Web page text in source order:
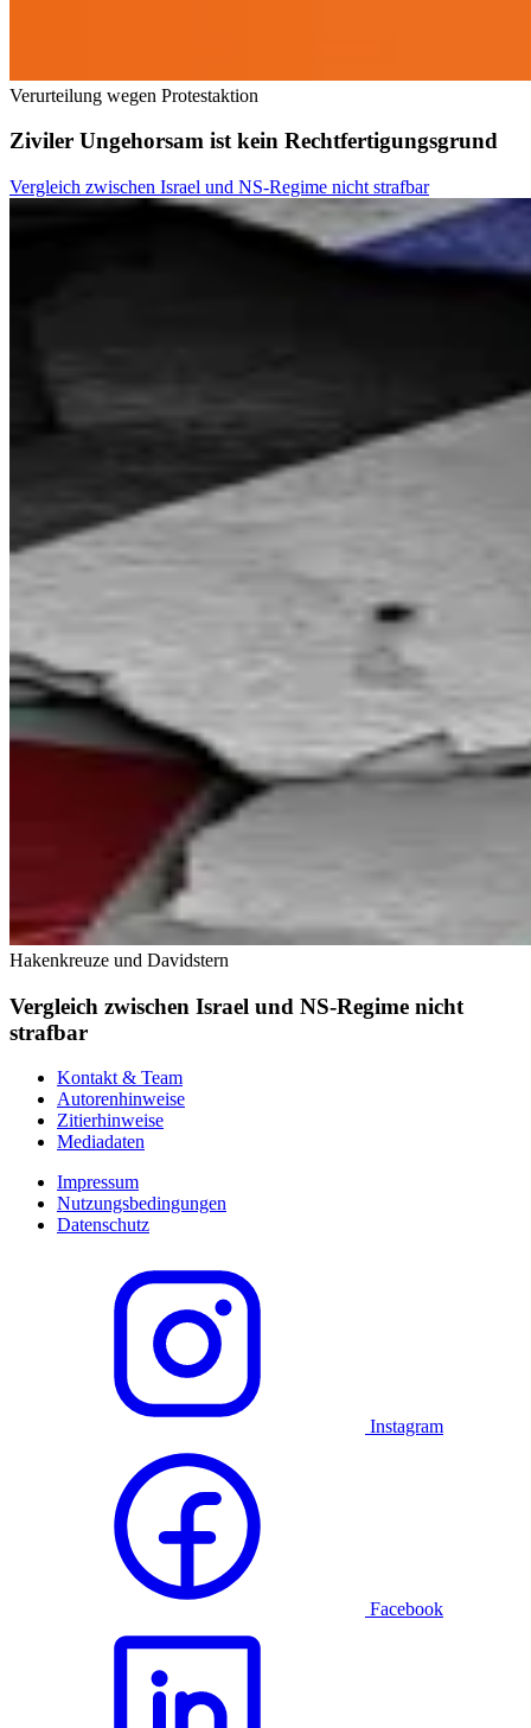
Verurteilung wegen Protestaktion
Ziviler Ungehorsam ist kein Rechtfertigungsgrund
Vergleich zwischen Israel und NS-Regime nicht strafbar
Hakenkreuze und Davidstern
Vergleich zwischen Israel und NS-Regime nicht
strafbar
Kontakt & Team
Autorenhinweise
Zitierhinweise
Mediadaten
Impressum
Nutzungsbedingungen
Datenschutz
Instagram
Facebook